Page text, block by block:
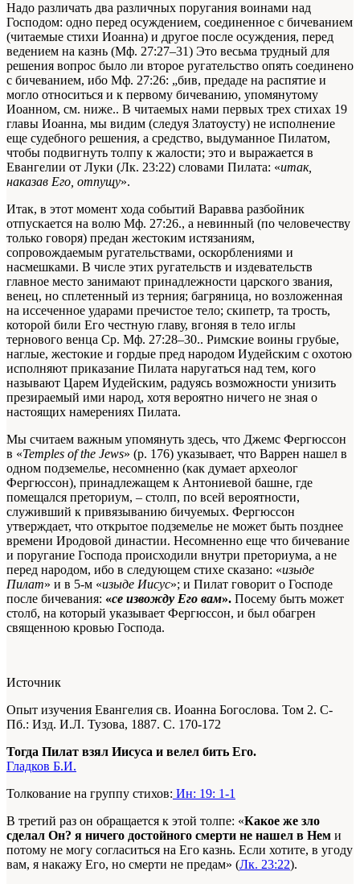
Надо различать два различных поругания воинами над
Господом: одно перед осуждением, соединенное с бичеванием
(читаемые стихи Иоанна) и другое после осуждения, перед
ведением на казнь (Мф. 27:27–31) Это весьма трудный для
решения вопрос было ли второе ругательство опять соединено
с бичеванием, ибо Мф. 27:26: „бив, предаде на распятие и
могло относиться и к первому бичеванию, упомянутому
Иоанном, см. ниже.. В читаемых нами первых трех стихах 19
главы Иоанна, мы видим (следуя Златоусту) не исполнение
еще судебного решения, а средство, выдуманное Пилатом,
чтобы подвигнуть толпу к жалости; это и выражается в
Евангелии от Луки (Лк. 23:22) словами Пилата: «итак,
наказав Его, отпущу».
Итак, в этот момент хода событий Варавва разбойник
отпускается на волю Мф. 27:26., а невинный (по человечеству
только говоря) предан жестоким истязаниям,
сопровождаемым ругательствами, оскорблениями и
насмешками. В числе этих ругательств и издевательств
главное место занимают принадлежности царского звания,
венец, но сплетенный из терния; багряница, но возложенная
на иссеченное ударами пречистое тело; скипетр, та трость,
которой били Его честную главу, вгоняя в тело иглы
тернового венца Ср. Мф. 27:28–30.. Римские воины грубые,
наглые, жестокие и гордые пред народом Иудейским с охотою
исполняют приказание Пилата наругаться над тем, кого
называют Царем Иудейским, радуясь возможности унизить
презираемый ими народ, хотя вероятно ничего не зная о
настоящих намерениях Пилата.
Мы считаем важным упомянуть здесь, что Джемс Фергюссон
в «Temples of the Jews» (р. 176) указывает, что Варрен нашел в
одном подземелье, несомненно (как думает археолог
Фергюссон), принадлежащем к Антониевой башне, где
помещался преториум, – столп, по всей вероятности,
служивший к привязыванию бичуемых. Фергюссон
утверждает, что открытое подземелье не может быть позднее
времени Иродовой династии. Несомненно еще что бичевание
и поругание Господа происходили внутри преториума, а не
перед народом, ибо в следующем стихе сказано: «изыде
Пилат» и в 5-м «изыде Иисус»; и Пилат говорит о Господе
после бичевания: «се извожду Его вам». Посему быть может
столб, на который указывает Фергюссон, и был обагрен
священною кровью Господа.
Источник
Опыт изучения Евангелия св. Иоанна Богослова. Том 2. С-
Пб.: Изд. И.Л. Тузова, 1887. С. 170-172
Тогда Пилат взял Иисуса и велел бить Его.
Гладков Б.И.
Толкование на группу стихов: Ин: 19: 1-1
В третий раз он обращается к этой толпе: «Какое же зло
сделал Он? я ничего достойного смерти не нашел в Нем и
потому не могу согласиться на Его казнь. Если хотите, в угоду
вам, я накажу Его, но смерти не предам» (Лк. 23:22).